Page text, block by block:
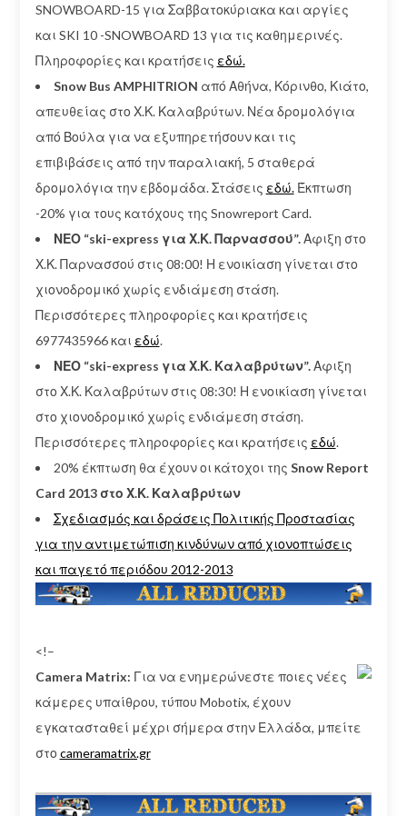
SNOWBOARD-15 για Σαββατοκύριακα και αργίες
και SKI 10 -SNOWBOARD 13 για τις καθημερινές.
Πληροφορίες και κρατήσεις εδώ.
Snow Bus AMPHITRION από Αθήνα, Κόρινθο, Κιάτο,
απευθείας στο Χ.Κ. Καλαβρύτων. Νέα δρομολόγια
από Βούλα για να εξυπηρετήσουν και τις
επιβιβάσεις από την παραλιακή, 5 σταθερά
δρομολόγια την εβδομάδα. Στάσεις εδώ.Έκπτωση
-20% για τους κατόχους της Snowreport Card.
ΝΕΟ “ski-express για Χ.Κ. Παρνασσού”.Αφιξη στο
Χ.Κ. Παρνασσού στις 08:00! Η ενοικίαση γίνεται στο
χιονοδρομικό χωρίς ενδιάμεση στάση.
Περισσότερες πληροφορίες και κρατήσεις
6977435966 και εδώ.
ΝΕΟ “ski-express για Χ.Κ. Καλαβρύτων”.Αφιξη
στο Χ.Κ. Καλαβρύτων στις 08:30! Η ενοικίαση γίνεται
στο χιονοδρομικό χωρίς ενδιάμεση στάση.
Περισσότερες πληροφορίες και κρατήσεις εδώ.
20% έκπτωση θα έχουν οι κάτοχοι της Snow Report
Card 2013 στο Χ.Κ. Καλαβρύτων
Σχεδιασμός και δράσεις Πολιτικής Προστασίας
για την αντιμετώπιση κινδύνων από χιονοπτώσεις
και παγετό περιόδου 2012-2013
<!–
Camera Matrix: Για να ενημερώνεστε ποιες νέες
κάμερες υπαίθρου, τύπου Mobotix, έχουν
εγκατασταθεί μέχρι σήμερα στην Ελλάδα, μπείτε
στο cameramatrix.gr